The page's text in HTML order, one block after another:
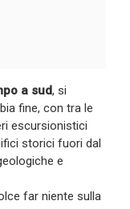
a sud, si
fine, con tra le
escursionistici
storici fuori dal
e
far niente sulla